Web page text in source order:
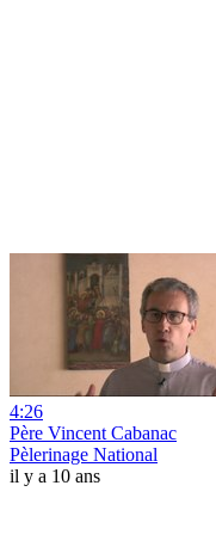
4:26
Père Vincent Cabanac
Pèlerinage National
il y a 10 ans